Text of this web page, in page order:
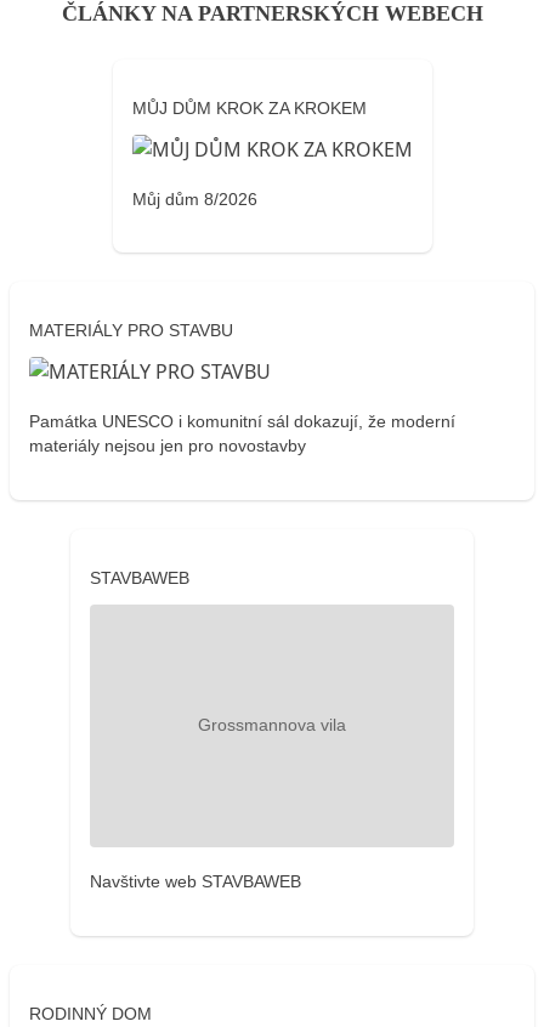
ČLÁNKY NA PARTNERSKÝCH WEBECH
MŮJ DŮM KROK ZA KROKEM
Můj dům 8/2026
MATERIÁLY PRO STAVBU
Památka UNESCO i komunitní sál dokazují, že moderní
materiály nejsou jen pro novostavby
STAVBAWEB
Navštivte web STAVBAWEB
RODINNÝ DOM